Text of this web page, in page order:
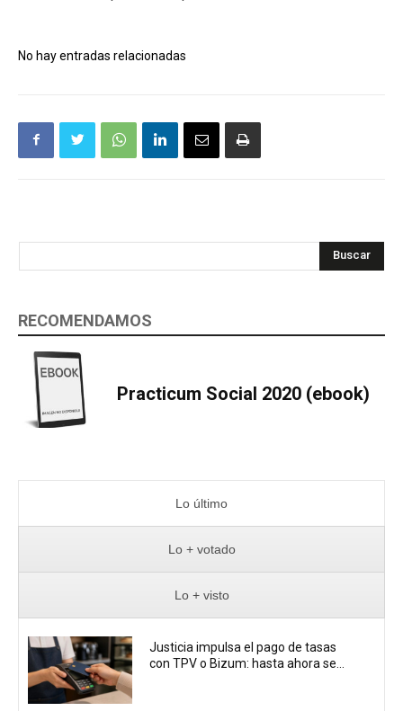
No hay entradas relacionadas
Buscar
RECOMENDAMOS
Practicum Social 2020 (ebook)
Lo último
Lo + votado
Lo + visto
Justicia impulsa el pago de tasas
con TPV o Bizum: hasta ahora se...